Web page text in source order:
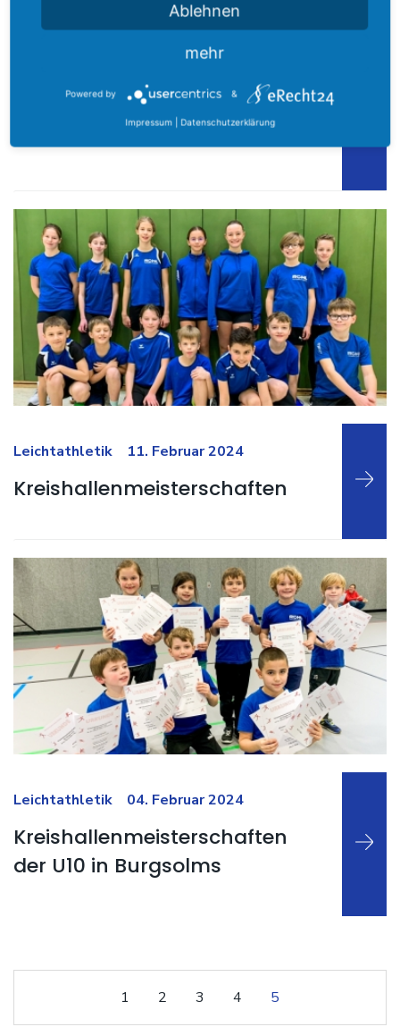
Erfolgreiche Para-
Hessenmeisterschaften
Leichtathletik 11. Februar 2024
Kreishallenmeisterschaften
Leichtathletik 04. Februar 2024
Kreishallenmeisterschaften
der U10 in Burgsolms
1 2 3 4 5
Ablehnen
mehr
Powered by &
Impressum Datenschutzerklärung